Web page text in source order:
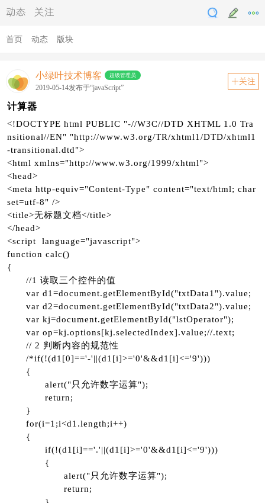
动态 关注
首页 动态 版块
小绿叶技术博客 超级管理员
2019-05-14发布于“javaScript”
关注
计算器
<!DOCTYPE html PUBLIC "-//W3C//DTD XHTML 1.0 Tra
nsitional//EN" "http://www.w3.org/TR/xhtml1/DTD/xhtml1
-transitional.dtd">
<html xmlns="http://www.w3.org/1999/xhtml">
<head>
<meta http-equiv="Content-Type" content="text/html; char
set=utf-8" />
<title>无标题文档</title>
</head>
<script language="javascript">
function calc()
{
//1 读取三个控件的值
var d1=document.getElementById("txtData1").value;
var d2=document.getElementById("txtData2").value;
var kj=document.getElementById("lstOperator");
var op=kj.options[kj.selectedIndex].value;//.text;
// 2 判断内容的规范性
/*if(!(d1[0]=='-'||(d1[i]>='0'&&d1[i]<='9')))
{
alert("只允许数字运算");
return;
}
for(i=1;i<d1.length;i++)
{
if(!(d1[i]=='.'||(d1[i]>='0'&&d1[i]<='9')))
{
alert("只允许数字运算");
return;